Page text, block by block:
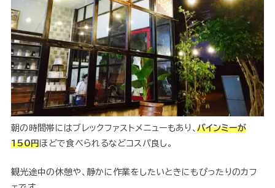
朝の時間帯にはブレックファストメニューもあり、 バインミーが
150円ほどで食べられるなどコスパ良し。
観光途中の休憩や、静かに作業をしたいときにもぴったりのカフ